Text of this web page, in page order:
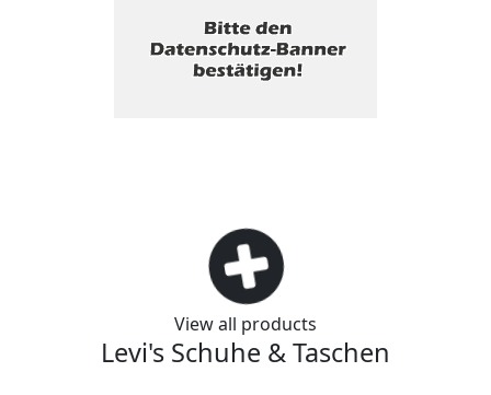
View all products
Levi's Schuhe & Taschen